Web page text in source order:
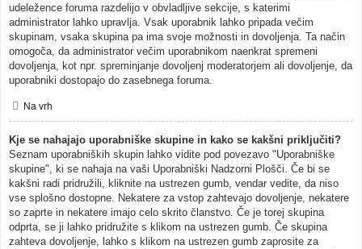
udeležence foruma razdelijo v obvladljive sekcije, s katerimi
administrator lahko upravlja. Vsak uporabnik lahko pripada večim
skupinam, vsaka skupina pa ima svoje možnosti in dovoljenja. Ta način
omogoča, da administrator večim uporabnikom naenkrat spremeni
dovoljenja, kot npr. spreminjanje dovoljenj moderatorjem ali dovoljenje, da
uporabniki dostopajo do zasebnega foruma.
Na vrh
Kje se nahajajo uporabniške skupine in kako se kakšni priključiti?
Seznam uporabniških skupin lahko vidite pod povezavo "Uporabniške
skupine", ki se nahaja na vaši Uporabniški Nadzorni Plošči. Če bi se
kakšni radi pridružili, kliknite na ustrezen gumb, vendar vedite, da niso
vse splošno dostopne. Nekatere za vstop zahtevajo dovoljenje, nekatere
so zaprte in nekatere imajo celo skrito članstvo. Če je torej skupina
odprta, se ji lahko pridružite s klikom na ustrezen gumb. Če skupina
zahteva dovoljenje, lahko s klikom na ustrezen gumb zaprosite za